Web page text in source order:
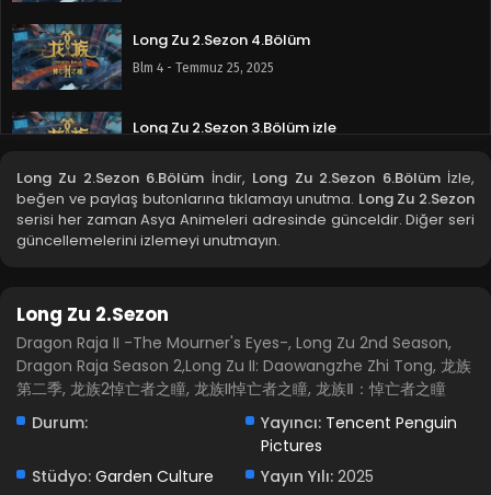
Long Zu 2.Sezon 4.Bölüm
Blm 4 - Temmuz 25, 2025
Long Zu 2.Sezon 3.Bölüm izle
Long Zu 2.Sezon 2.Bölüm izle
Blm 2 - Temmuz 18, 2025
Long Zu 2.Sezon 6.Bölüm İndir, Long Zu 2.Sezon 6.Bölümİzle,
beğen ve paylaş butonlarına tıklamayı unutma. Long Zu 2.Sezon
serisi her zaman Asya Animeleri adresinde günceldir. Diğer seri
güncellemelerini izlemeyi unutmayın.
Long Zu 2.Sezon
Dragon Raja II -The Mourner's Eyes-, Long Zu 2nd Season,
Dragon Raja Season 2,Long Zu II: Daowangzhe Zhi Tong, 龙族
第二季, 龙族2悼亡者之瞳, 龙族II悼亡者之瞳, 龙族Ⅱ：悼亡者之瞳
Durum:
Yayıncı: Tencent Penguin
Pictures
Stüdyo: Garden Culture Yayın Yılı: 2025